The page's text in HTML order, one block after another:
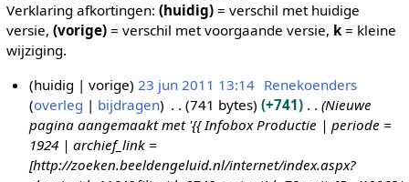
Verklaring afkortingen: (huidig)= verschil met huidige
versie, (vorige)= verschil met voorgaande versie, k= kleine
wijziging.
huidig vorige 23 jun 2011 13:14 Renekoenders
overleg
bijdragen 741 bytes +741
Nieuwe
pagina aangemaakt met '{{ Infobox Productie | periode =
1924 | archief_link =
[http://zoeken.beeldengeluid.nl/internet/index.aspx?